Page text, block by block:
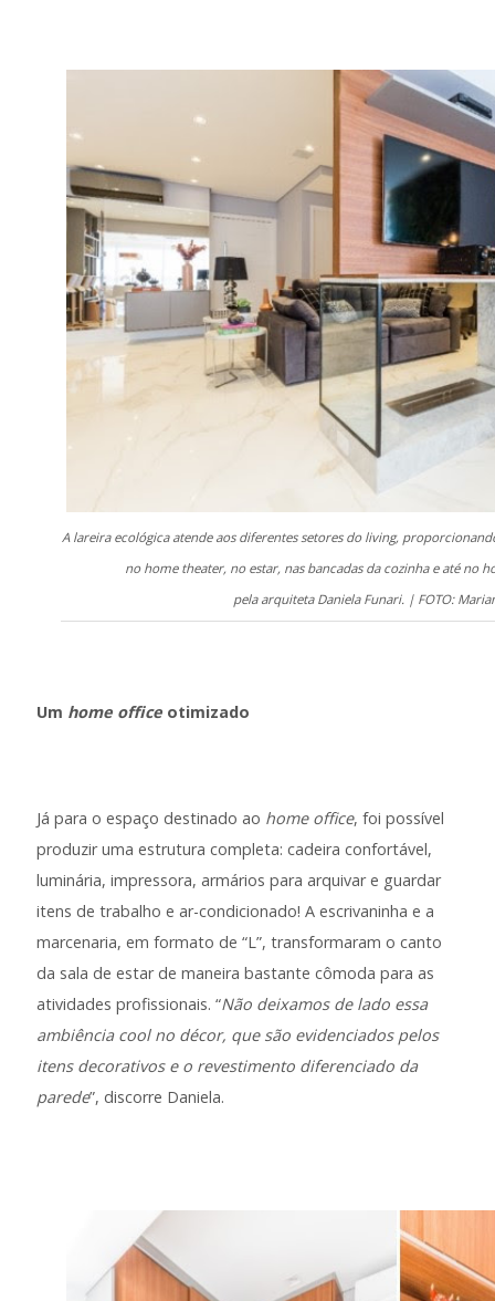
A lareira ecológica atende aos diferentes setores do living,
no home theater, no estar, nas bancadas da cozinha e até no
pela arquiteta Daniela Funari. | FOTO:
Um home office otimizado
Já para o espaço destinado ao home office, foi possível
produzir uma estrutura completa: cadeira confortável,
luminária, impressora, armários para arquivar e guardar
itens de trabalho e ar-condicionado! A escrivaninha e a
marcenaria, em formato de “L”, transformaram o canto
da sala de estar de maneira bastante cômoda para as
atividades profissionais. “Não deixamos de lado essa
ambiência cool no décor, que são evidenciados pelos
itens decorativos e o revestimento diferenciado da
parede”, discorre Daniela.